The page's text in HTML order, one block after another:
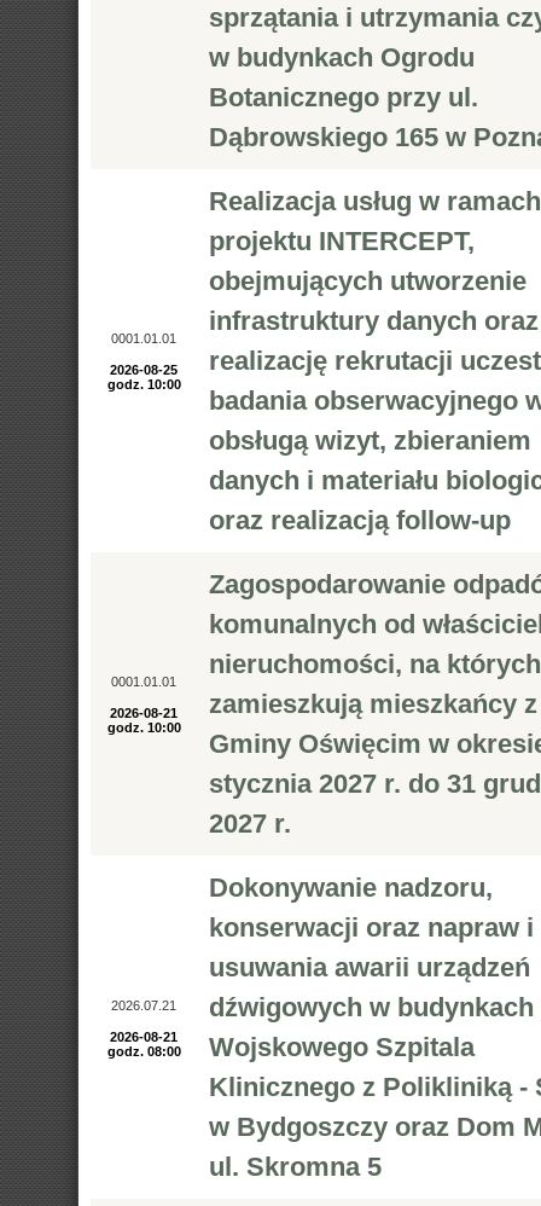
sprzątania i utrzymania
w budynkach Ogrodu
Botanicznego przy ul.
Dąbrowskiego 165 w
0001.01.01
2026-08-25
godz. 10:00
Realizacja usług w ramach
projektu INTERCEPT,
obejmujących utworzenie
infrastruktury danych oraz
realizację rekrutacji
badania obserwacyjnego
obsługą wizyt, zbieraniem
danych i materiału
oraz realizacją follow-up
0001.01.01
2026-08-21
godz. 10:00
Zagospodarowanie
komunalnych od
nieruchomości, na których
zamieszkują mieszkańcy
Gminy Oświęcim w
stycznia 2027 r. do 31
2027 r.
2026.07.21
2026-08-21
godz. 08:00
Dokonywanie nadzoru,
konserwacji oraz napraw i
usuwania awarii urządzeń
dźwigowych w budynkach
Wojskowego Szpitala
Klinicznego z Polikliniką -
w Bydgoszczy oraz Dom
ul. Skromna 5